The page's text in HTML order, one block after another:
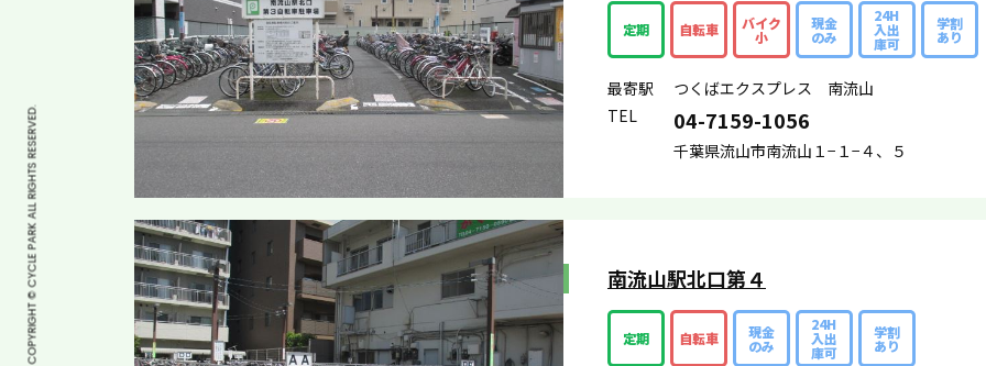
定期 自転車 バイク
小
現金
のみ
24H
入出
庫可
学割
あり
最寄駅
つくばエクスプレス 南流山
TEL
04-7159-1056
千葉県流山市南流山１−１−４、５
南流山駅北口第４
定期 自転車 現金
のみ
24H
入出
庫可
学割
あり
COPYRIGHT © CYCLE PARK ALL RIGHTS RESERVED.